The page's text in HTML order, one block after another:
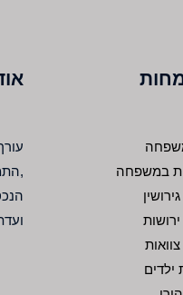
משפחה
במשפחה
ירושות
צוואות
ילדים